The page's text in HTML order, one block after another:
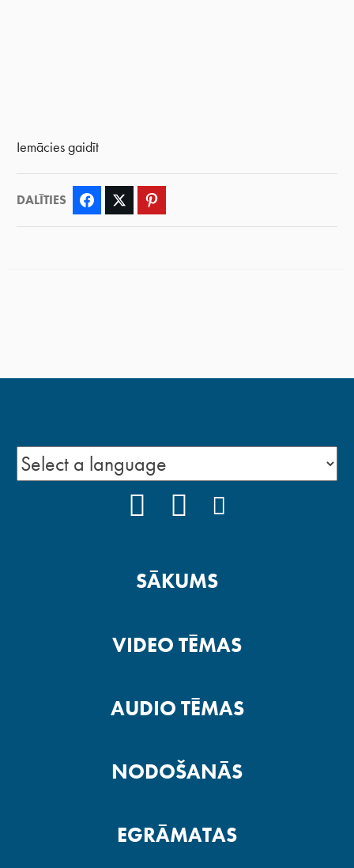
Iemācies gaidīt
DALĪTIES Facebook Twitter
FACEBOOK
YOUTUBE
SĀKUMS
VIDEO TĒMAS
AUDIO TĒMAS
NODOŠANĀS
EGRĀMATAS